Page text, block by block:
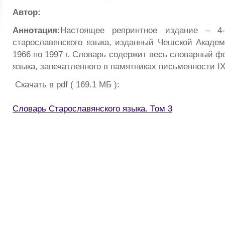
Автор:
Аннотация:Настоящее репринтное издание –
старославянского языка, изданный Чешской
1966 по 1997 г. Словарь содержит весь словарный
языка, запечатленного в памятниках письменности
Скачать в pdf ( 169.1 МБ ):
Словарь Старославянского языка. Том 3